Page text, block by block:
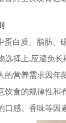
蛋白质、脂肪、
选择上,应避免
的营养需求因年
饮食的规律性和
口感、香味等因